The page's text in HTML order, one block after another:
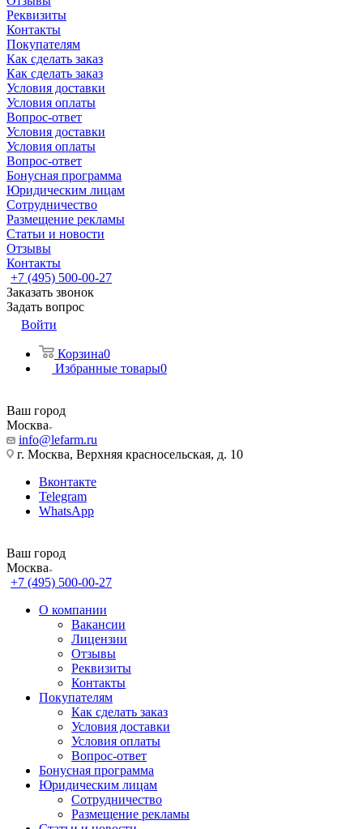
Реквизиты
Контакты
Покупателям
Как сделать заказ
Как сделать заказ
Условия доставки
Условия оплаты
Вопрос-ответ
Условия доставки
Условия оплаты
Вопрос-ответ
Бонусная программа
Юридическим лицам
Сотрудничество
Размещение рекламы
Статьи и новости
Отзывы
Контакты
+7 (495) 500-00-27
Заказать звонок
Задать вопрос
Войти
Корзина0
Избранные товары0
Ваш город
Москва
info@lefarm.ru
г. Москва, Верхняя красносельская, д. 10
Вконтакте
Telegram
WhatsApp
Ваш город
Москва
+7 (495) 500-00-27
О компании
Вакансии
Лицензии
Отзывы
Реквизиты
Контакты
Покупателям
Как сделать заказ
Условия доставки
Условия оплаты
Вопрос-ответ
Бонусная программа
Юридическим лицам
Сотрудничество
Размещение рекламы